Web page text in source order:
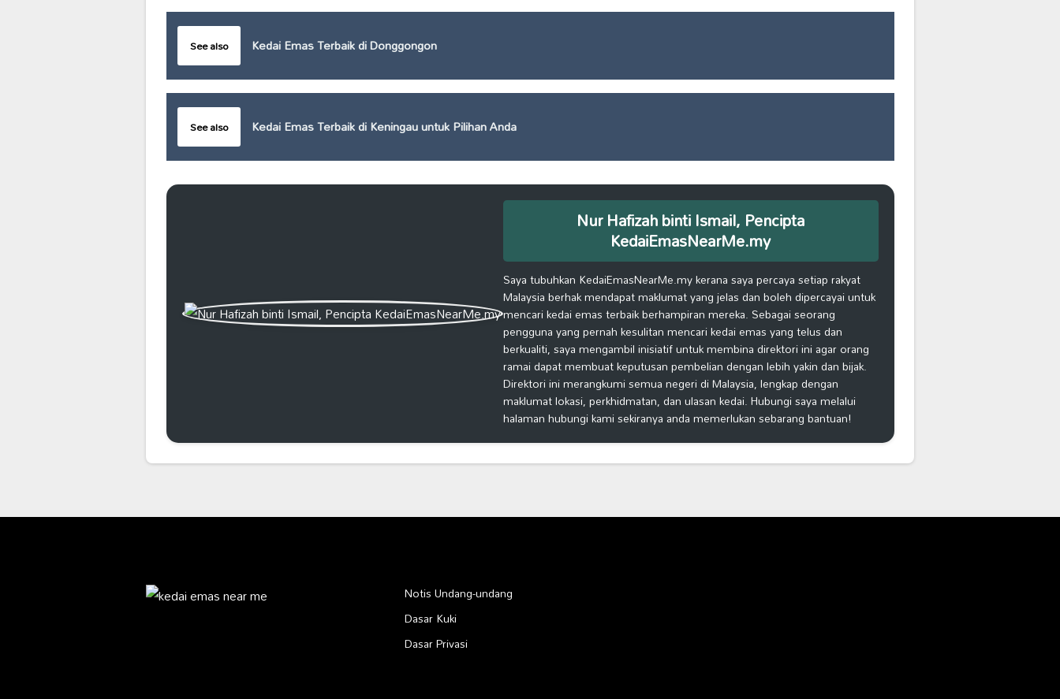
See also Kedai Emas Terbaik di Donggongon
See also Kedai Emas Terbaik di Keningau untuk Pilihan Anda
Nur Hafizah binti Ismail, Pencipta
KedaiEmasNearMe.my
Saya tubuhkan KedaiEmasNearMe.my kerana saya percaya setiap rakyat
Malaysia berhak mendapat maklumat yang jelas dan boleh dipercayai untuk
mencari kedai emas terbaik berhampiran mereka. Sebagai seorang
pengguna yang pernah kesulitan mencari kedai emas yang telus dan
berkualiti, saya mengambil inisiatif untuk membina direktori ini agar orang
ramai dapat membuat keputusan pembelian dengan lebih yakin dan bijak.
Direktori ini merangkumi semua negeri di Malaysia, lengkap dengan
maklumat lokasi, perkhidmatan, dan ulasan kedai. Hubungi saya melalui
halaman hubungi kami sekiranya anda memerlukan sebarang bantuan!
Notis Undang-undang
Dasar Kuki
Dasar Privasi